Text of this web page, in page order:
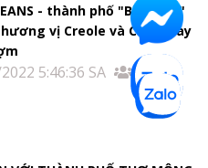
- thành phố "Big Easy"
vị Creole và Cajun cay
5:46:36 SA
By